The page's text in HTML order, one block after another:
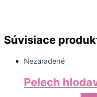
Súvisiace
Nezaradené
Pelech